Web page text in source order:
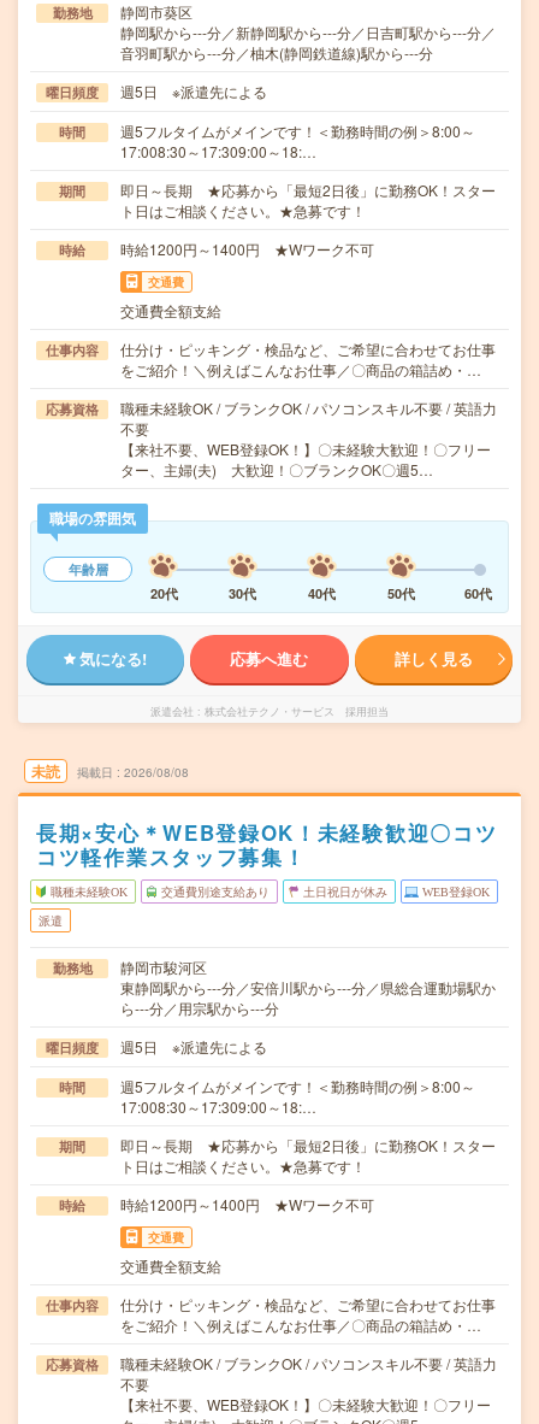
勤務地
静岡市葵区
静岡駅から---分／新静岡駅から---分／日吉町駅から---分／
音羽町駅から---分／柚木(静岡鉄道線)駅から---分
曜日頻度 週5日 ※派遣先による
時間
週5フルタイムがメインです！＜勤務時間の例＞8:00～
17:008:30～17:309:00～18:…
期間
即日～長期 ★応募から「最短2日後」に勤務OK！スター
ト日はご相談ください。★急募です！
時給 時給1200円～1400円 ★Wワーク不可
交通費
交通費全額支給
仕事内容
仕分け・ピッキング・検品など、ご希望に合わせてお仕事
をご紹介！＼例えばこんなお仕事／〇商品の箱詰め・…
応募資格
職種未経験OK / ブランクOK / パソコンスキル不要 / 英語力
不要
【来社不要、WEB登録OK！】〇未経験大歓迎！〇フリー
ター、主婦(夫) 大歓迎！〇ブランクOK〇週5…
職場の雰囲気
年齢層
20代
30代 40代 50代 60代
気になる! 応募へ進む 詳しく見る
派遣会社 株式会社テクノ・サービス 採用担当
未読 掲載日 2026/08/08
長期×安心＊WEB登録OK！未経験歓迎〇コツ
コツ軽作業スタッフ募集！
職種未経験OK 交通費別途支給あり 土日祝日が休み WEB登録OK
派遣
勤務地
静岡市駿河区
東静岡駅から---分／安倍川駅から---分／県総合運動場駅か
ら---分／用宗駅から---分
曜日頻度 週5日 ※派遣先による
時間
週5フルタイムがメインです！＜勤務時間の例＞8:00～
17:008:30～17:309:00～18:…
期間
即日～長期 ★応募から「最短2日後」に勤務OK！スター
ト日はご相談ください。★急募です！
時給 時給1200円～1400円 ★Wワーク不可
交通費
交通費全額支給
仕事内容
仕分け・ピッキング・検品など、ご希望に合わせてお仕事
をご紹介！＼例えばこんなお仕事／〇商品の箱詰め・…
応募資格
職種未経験OK / ブランクOK / パソコンスキル不要 / 英語力
不要
【来社不要、WEB登録OK！】〇未経験大歓迎！〇フリー